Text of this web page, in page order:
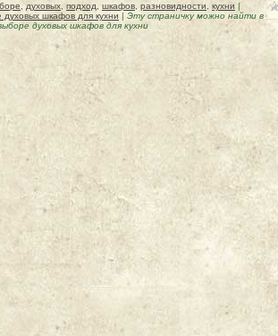
, духовых подход шкафов разновидности кухни |
шкафов для кухни | Эту страничку можно найти в
духовых шкафов для кухни